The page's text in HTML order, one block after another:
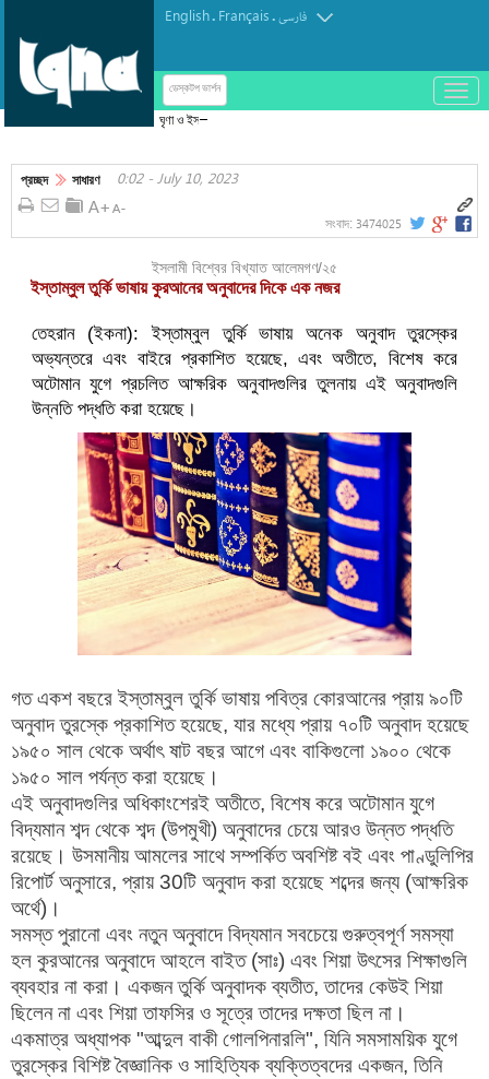
English. Français.فارسی
ডেস্কটপ ভার্শন
باز
و
کردن
ঘৃণা ও ইসলামবিদ্বেষের নতুন নজির সিন্সিনাটির ওয়েস্টউড
প্রচ্ছদ সাধারণ 0:02 - July 10, 2023
সংবাদ: 3474025
ইসলামী বিশ্বের বিখ্যাত আলেমগণ/২৫
ইস্তাম্বুল তুর্কি ভাষায় কুরআনের অনুবাদের দিকে এক নজর
তেহরান (ইকনা): ইস্তাম্বুল তুর্কি ভাষায় অনেক অনুবাদ তুরস্কের
অভ্যন্তরে এবং বাইরে প্রকাশিত হয়েছে, এবং অতীতে, বিশেষ করে
অটোমান যুগে প্রচলিত আক্ষরিক অনুবাদগুলির তুলনায় এই অনুবাদগুলি
উন্নতি পদ্ধতি করা হয়েছে।
গত একশ বছরে ইস্তাম্বুল তুর্কি ভাষায় পবিত্র কোরআনের প্রায় ৯০টি
অনুবাদ তুরস্কে প্রকাশিত হয়েছে, যার মধ্যে প্রায় ৭০টি অনুবাদ হয়েছে
১৯৫০ সাল থেকে অর্থাৎ ষাট বছর আগে এবং বাকিগুলো ১৯০০ থেকে
১৯৫০ সাল পর্যন্ত করা হয়েছে।
এই অনুবাদগুলির অধিকাংশেরই অতীতে, বিশেষ করে অটোমান যুগে
বিদ্যমান শব্দ থেকে শব্দ (উপমুখী) অনুবাদের চেয়ে আরও উন্নত পদ্ধতি
রয়েছে। উসমানীয় আমলের সাথে সম্পর্কিত অবশিষ্ট বই এবং পাণ্ডুলিপির
রিপোর্ট অনুসারে, প্রায় 30টি অনুবাদ করা হয়েছে শব্দের জন্য (আক্ষরিক
অর্থে)।
সমস্ত পুরানো এবং নতুন অনুবাদে বিদ্যমান সবচেয়ে গুরুত্বপূর্ণ সমস্যা
হল কুরআনের অনুবাদে আহলে বাইত (সাঃ) এবং শিয়া উৎসের শিক্ষাগুলি
ব্যবহার না করা। একজন তুর্কি অনুবাদক ব্যতীত, তাদের কেউই শিয়া
ছিলেন না এবং শিয়া তাফসির ও সূত্রে তাদের দক্ষতা ছিল না।
একমাত্র অধ্যাপক "আব্দুল বাকী গোলপিনারলি", যিনি সমসাময়িক যুগে
তুরস্কের বিশিষ্ট বৈজ্ঞানিক ও সাহিত্যিক ব্যক্তিত্বদের একজন, তিনি